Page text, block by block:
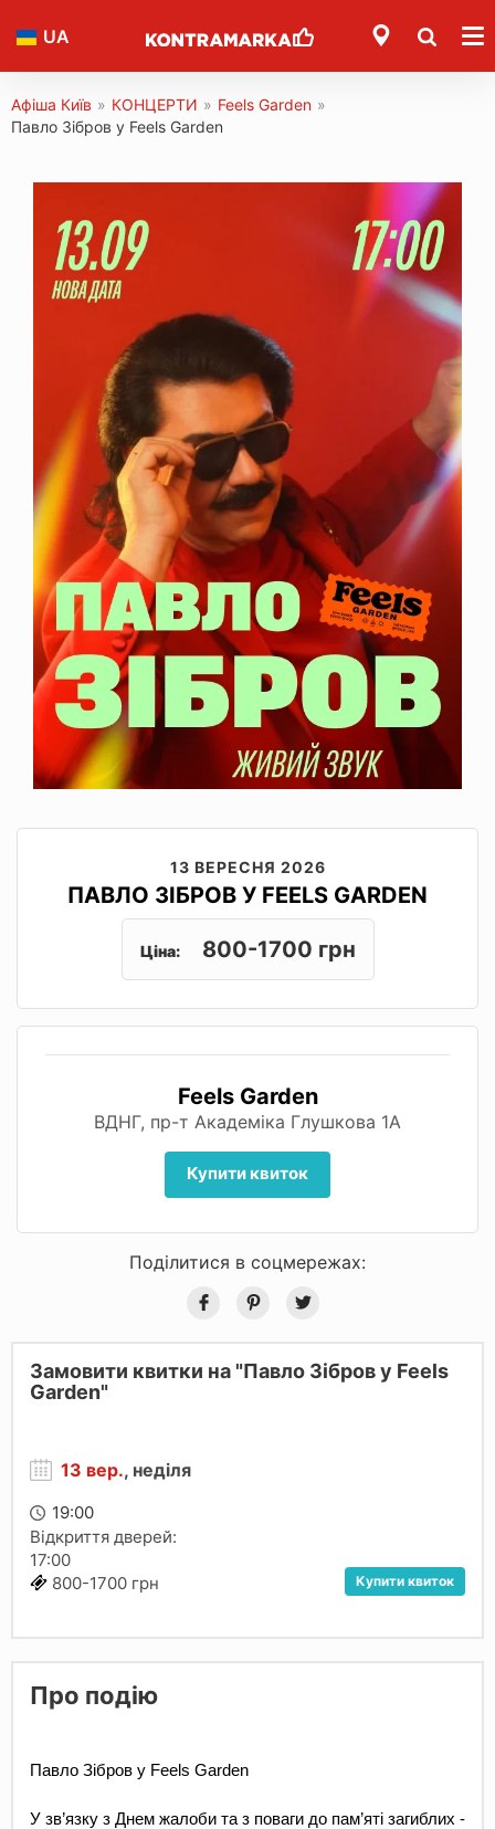
UA
Афіша Київ » КОНЦЕРТИ » Feels Garden »
Павло Зібров у Feels Garden
13 ВЕРЕСНЯ 2026
ПАВЛО ЗІБРОВ У FEELS GARDEN
Ціна: 800-1700 грн
Feels Garden
ВДНГ, пр-т Академіка Глушкова 1А
Купити квиток
Поділитися в соцмережах:
Замовити квитки на "Павло Зібров у Feels
Garden"
13 вер., неділя
19:00
Відкриття дверей:
17:00
800-1700 грн
Купити квиток
Про подію
Павло Зібров у Feels Garden
У зв’язку з Днем жалоби та з поваги до пам’яті загиблих -